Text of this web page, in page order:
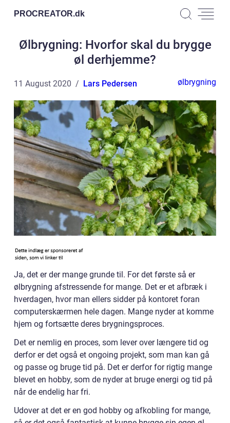
PROCREATOR.dk
Ølbrygning: Hvorfor skal du brygge
øl derhjemme?
11 August 2020 Lars Pedersen ølbrygning
Ja, det er der mange grunde til. For det første så er
ølbrygning afstressende for mange. Det er et afbræk i
hverdagen, hvor man ellers sidder på kontoret foran
computerskærmen hele dagen. Mange nyder at komme
hjem og fortsætte deres brygningsproces.
Det er nemlig en proces, som lever over længere tid og
derfor er det også et ongoing projekt, som man kan gå
og passe og bruge tid på. Det er derfor for rigtig mange
blevet en hobby, som de nyder at bruge energi og tid på
når de endelig har fri.
Udover at det er en god hobby og afkobling for mange,